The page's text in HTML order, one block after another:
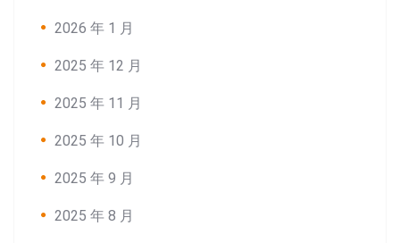
2026 年 1 月
2025 年 12 月
2025 年 11 月
2025 年 10 月
2025 年 9 月
2025 年 8 月